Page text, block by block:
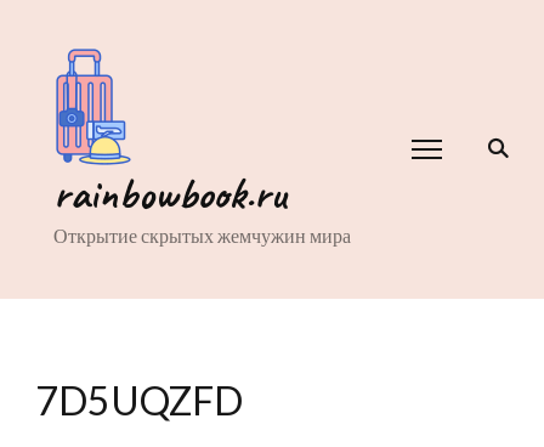
rainbowbook.ru
Открытие скрытых жемчужин мира
7D5UQZFD